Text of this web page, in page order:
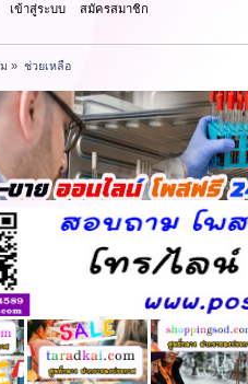
เข้าสู่ระบบ สมัครสมาชิก
» ช่วยเหลือ